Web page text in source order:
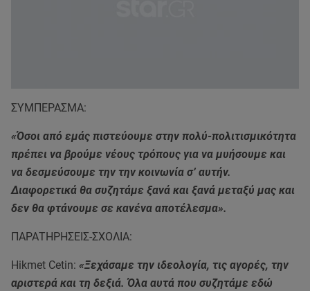
ΣΥΜΠΕΡΑΣΜΑ:
«Όσοι από εμάς πιστεύουμε στην πολύ-πολιτισμικότητα
πρέπει να βρούμε νέους τρόπους για να μυήσουμε και
να δεσμεύσουμε την την κοινωνία σ’ αυτήν.
Διαφορετικά θα συζητάμε ξανά και ξανά μεταξύ μας και
δεν θα φτάνουμε σε κανένα αποτέλεσμα».
ΠΑΡΑΤΗΡΗΣΕΙΣ-ΣΧΟΛΙΑ:
Hikmet Cetin: «Ξεχάσαμε την ιδεολογία, τις αγορές, την
αριστερά και τη δεξιά. Όλα αυτά που συζητάμε εδώ